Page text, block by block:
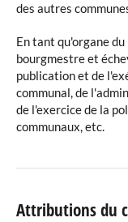
des autres
En tant qu'organe
bourgmestre et
publication et de
communal, de
de l'exercice de la
communaux, etc.
Attributions du